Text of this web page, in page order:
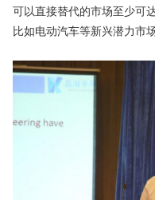
可以直接替代的市场至少可
比如电动汽车等新兴潜力市场